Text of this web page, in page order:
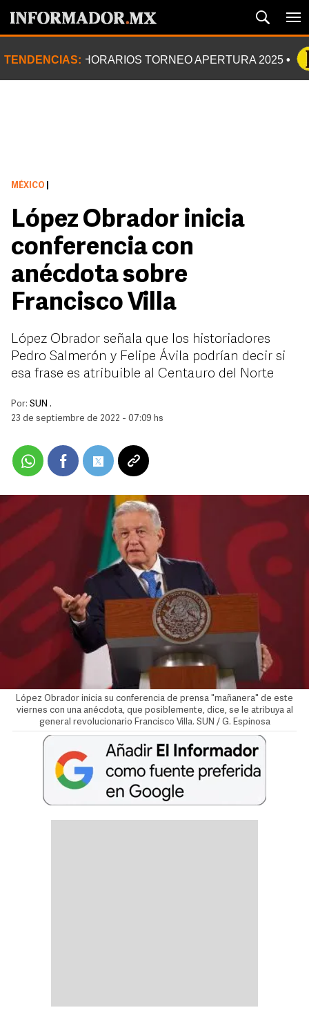
TENDENCIAS: HORARIOS TORNEO APERTURA 2025
MÉXICO
López Obrador inicia
conferencia con
anécdota sobre
Francisco Villa
López Obrador señala que los historiadores
Pedro Salmerón y Felipe Ávila podrían decir si
esa frase es atribuible al Centauro del Norte
Por: SUN .
23 de septiembre de 2022 - 07:09 hs
López Obrador inicia su conferencia de prensa "mañanera" de este
viernes con una anécdota, que posiblemente, dice, se le atribuya al
general revolucionario Francisco Villa. SUN / G. Espinosa